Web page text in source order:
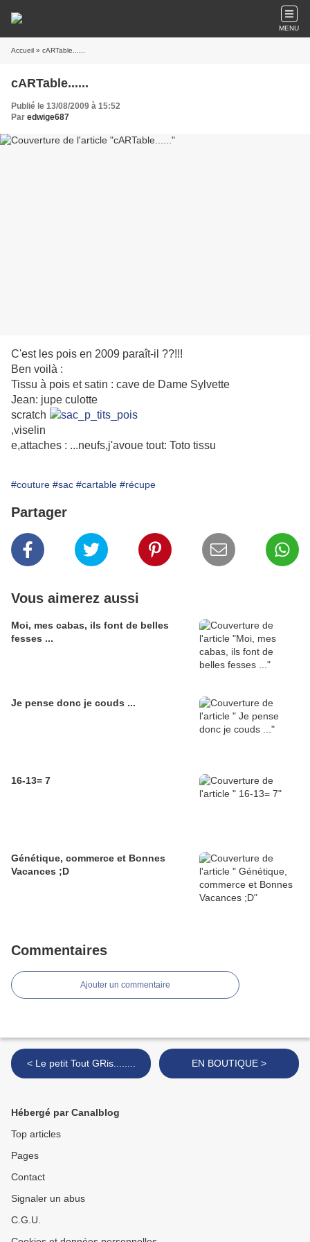
MENU
Accueil » cARTable......
cARTable......
Publié le 13/08/2009 à 15:52
Par edwige687
C'est les pois en 2009 paraît-il ??!!!
Ben voilà :
Tissu à pois et satin : cave de Dame Sylvette
Jean: jupe culotte
scratch
,viselin
e,attaches : ...neufs,j'avoue tout: Toto tissu
#couture #sac #cartable #récupe
Partager
Vous aimerez aussi
Moi, mes cabas, ils font de belles
fesses ...
Je pense donc je couds ...
16-13= 7
Génétique, commerce et Bonnes
Vacances ;D
Commentaires
Ajouter un commentaire
< Le petit Tout GRis........ EN BOUTIQUE >
Hébergé par Canalblog
Top articles
Pages
Contact
Signaler un abus
C.G.U.